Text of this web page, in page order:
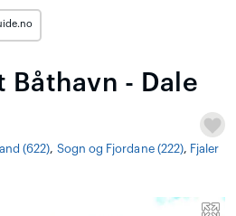
Båthavn - Dale
(622), Sogn og Fjordane (222), Fjaler